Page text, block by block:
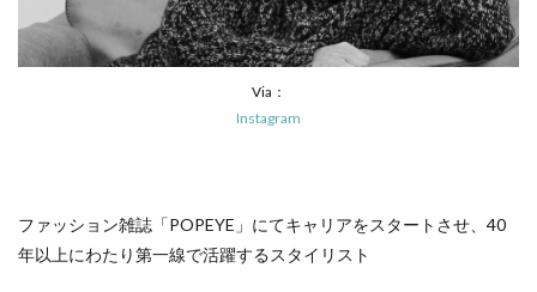
Via：
Instagram
ファッション雑誌「POPEYE」にてキャリアをスタートさせ、40
年以上にわたり第一線で活躍するスタイリスト